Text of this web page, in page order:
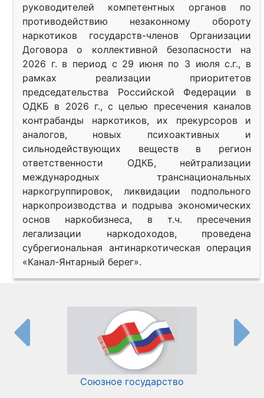
руководителей компетентных органов по
противодействию незаконному обороту
наркотиков государств-членов Организации
Договора о коллективной безопасности на
2026 г. в период с 29 июня по 3 июля с.г., в
рамках реализации приоритетов
председательства Российской Федерации в
ОДКБ в 2026 г., с целью пресечения каналов
контрабанды наркотиков, их прекурсоров и
аналогов, новых психоактивных и
сильнодействующих веществ в регион
ответственности ОДКБ, нейтрализации
международных транснациональных
наркогруппировок, ликвидации подпольного
наркопроизводства и подрыва экономических
основ наркобизнеса, в т.ч. пресечения
легализации наркодоходов, проведена
субрегиональная антинаркотическая операция
«Канал-Янтарный берег».
Союзное государство